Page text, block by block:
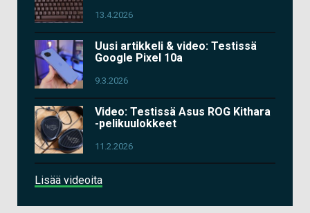
13.4.2026
Uusi artikkeli & video: Testissä
Google Pixel 10a
9.3.2026
Video: Testissä Asus ROG Kithara
-pelikuulokkeet
11.2.2026
Lisää videoita